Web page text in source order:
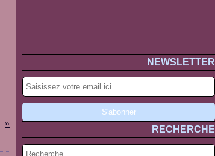
NEWSLETTER
RECHERCHE